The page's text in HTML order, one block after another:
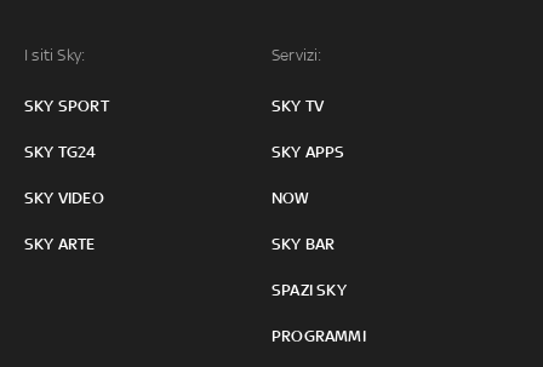
I siti Sky:
SKY SPORT
SKY TG24
SKY VIDEO
SKY ARTE
Servizi:
SKY TV
SKY APPS
NOW
SKY BAR
SPAZI SKY
PROGRAMMI